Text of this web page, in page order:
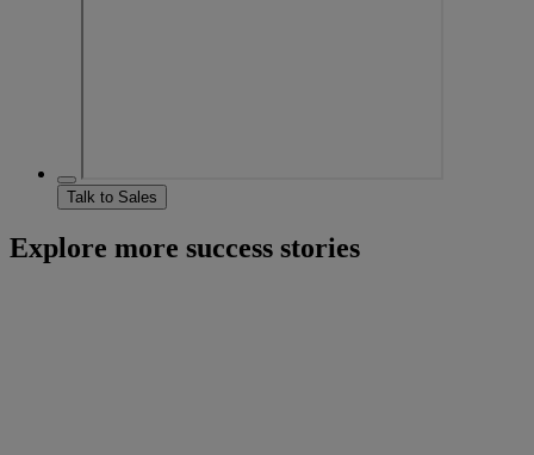
Talk to Sales
Explore more success stories